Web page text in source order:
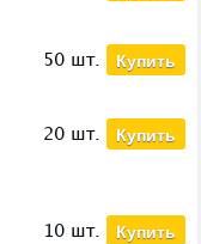
50 шт. Купить
20 шт. Купить
10 шт. Купить